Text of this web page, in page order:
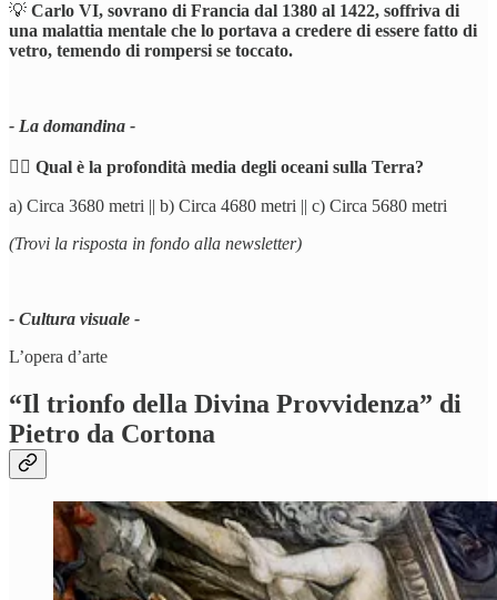
💡 Carlo VI, sovrano di Francia dal 1380 al 1422, soffriva di
una malattia mentale che lo portava a credere di essere fatto di
vetro, temendo di rompersi se toccato.
- La domandina -
🕵️‍♂️ Qual è la profondità media degli oceani sulla Terra?
a) Circa 3680 metri || b) Circa 4680 metri || c) Circa 5680 metri
(Trovi la risposta in fondo alla newsletter)
- Cultura visuale -
L’opera d’arte
“Il trionfo della Divina Provvidenza” di
Pietro da Cortona